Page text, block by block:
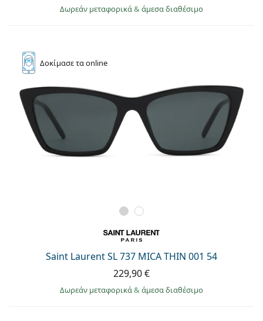
Δωρεάν μεταφορικά& άμεσα διαθέσιμο
Δοκίμασετα online
Saint Laurent SL 737 MICA THIN 001 54
229,90 €
Δωρεάν μεταφορικά& άμεσα διαθέσιμο